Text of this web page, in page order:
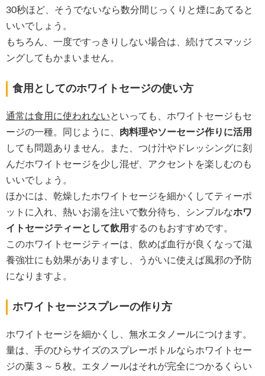
30秒ほど、そうでないなら数分間じっくりと煙にあてると
いいでしょう。
もちろん、一度ですっきりしない場合は、続けてスマッジ
ングしてもかまいません。
食用としてのホワイトセージの使い方
通常は食用に使われないといっても、ホワイトセージもセ
ージの一種。同じように、 肉料理やソーセージ作りに活用
しても問題ありません。また、つけ汁やドレッシングに刻
んだホワイトセージを少し混ぜ、アクセントを楽しむのも
いいでしょう。
ほかには、乾燥したホワイトセージを細かくしてティーポ
ットに入れ、熱いお湯を注いで数分待ち、シンプルなホワ
イトセージティーとして飲用するのもおすすめです。
このホワイトセージティーは、飲めば血行が良くなって滋
養強壮にも効果がありますし、うがいに使えば風邪の予防
になりますよ。
ホワイトセージスプレーの作り方
ホワイトセージを細かくし、無水エタノールにつけます。
量は、手のひらサイズのスプレーボトルならホワイトセー
ジの葉３～５枚。エタノールはそれが完全につかるくらい